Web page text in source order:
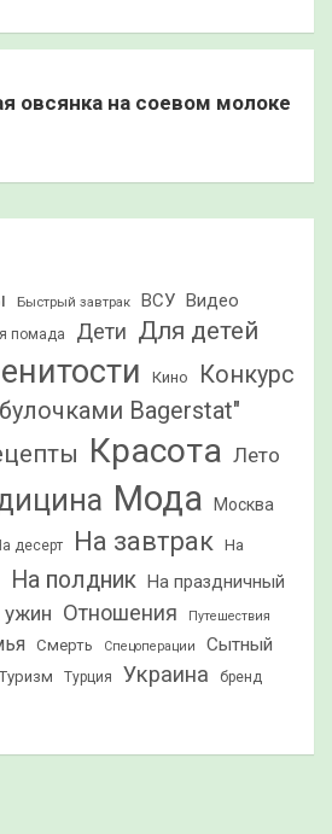
овсянка на соевом молоке
Быстрый завтрак ВСУ Видео
помада Дети Для детей
Кино
Конкурс
Bagerstat"
Красота Лето
Мода Москва
десерт На завтрак На
На полдник На праздничный
ужин Отношения Путешествия
Смерть Спецоперации
Сытный
Туризм Турция Украина бренд